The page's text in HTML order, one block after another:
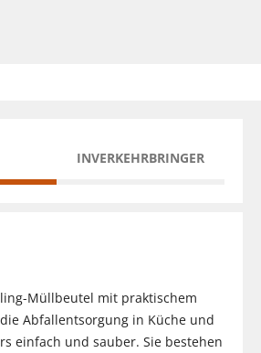
INVERKEHRBRINGER
Müllbeutel mit praktischem
Abfallentsorgung in Küche und
einfach und sauber. Sie bestehen